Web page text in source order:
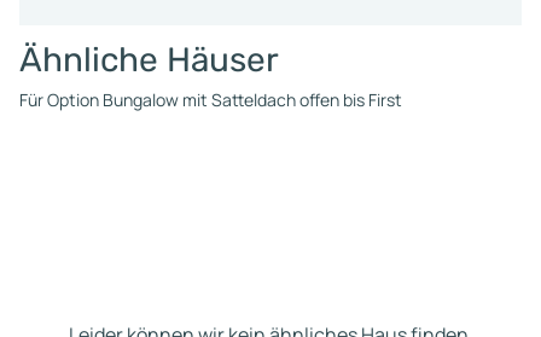
Ähnliche Häuser
Für Option Bungalow mit Satteldach offen bis First